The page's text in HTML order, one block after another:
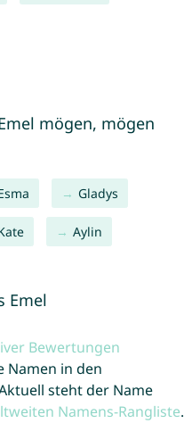
mögen, mögen
Gladys
Aylin
Emel
Bewertungen
Namen in den
steht der Name
Namens-Rangliste.